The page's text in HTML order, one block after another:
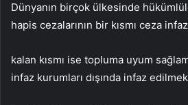
Dünyanın birçok ülkesinde
hapis cezalarının bir kısmı ceza
kalan kısmı ise topluma uyum
infaz kurumları dışında infaz